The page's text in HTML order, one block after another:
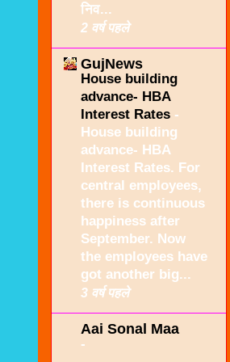
निव...
2 वर्ष पहले
GujNews
House building
advance- HBA
Interest Rates -
House building
advance- HBA
Interest Rates. For
central employees,
there is continuous
happiness after
September. Now
the employees have
got another big...
3 वर्ष पहले
Aai Sonal Maa
-